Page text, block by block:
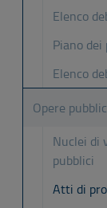
Elenco
Piano dei
Elenco
Opere
Nuclei di
pubblici
Atti di